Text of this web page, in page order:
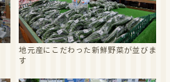
情報を発信していきます。
地元産にこだわった新鮮野菜が並びま
す